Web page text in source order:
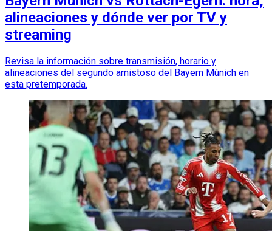
alineaciones y dónde ver por TV y
streaming
Revisa la información sobre transmisión, horario y
alineaciones del segundo amistoso del Bayern Múnich en
esta pretemporada.